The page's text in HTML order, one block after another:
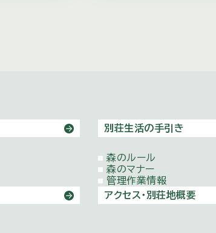
別荘生活の手引き
森のルール
森のマナー
管理作業情報
アクセス・別荘地概要